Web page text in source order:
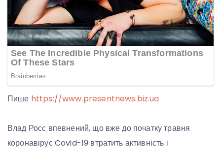
Пише https://www.presentnews.biz.ua
Влад Росс впевнений, що вже до початку травня
коронавірус Covid-19 втратить активність і